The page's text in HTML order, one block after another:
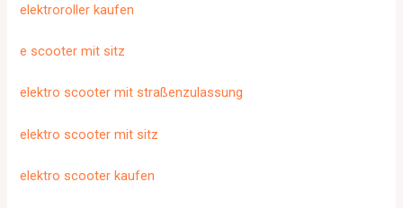
elektroroller kaufen
e scooter mit sitz
elektro scooter mit straßenzulassung
elektro scooter mit sitz
elektro scooter kaufen